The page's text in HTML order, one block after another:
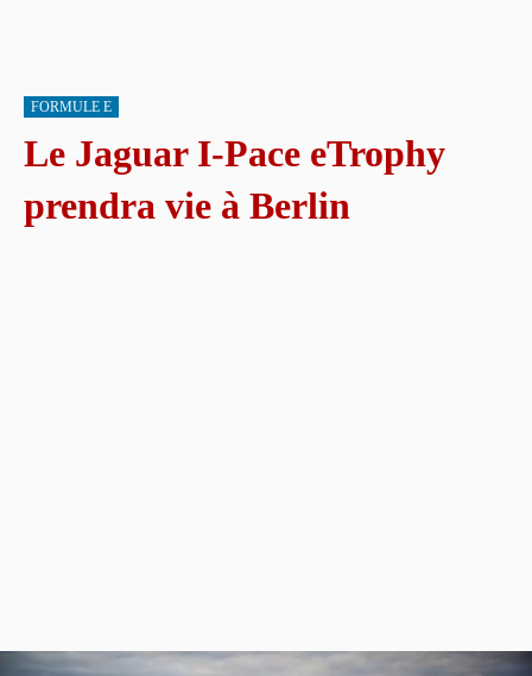
FORMULE E
Le Jaguar I-Pace eTrophy
prendra vie à Berlin